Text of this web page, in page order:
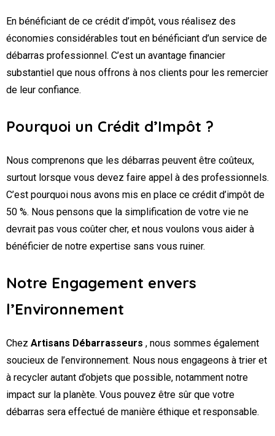
En bénéficiant de ce crédit d’impôt, vous réalisez des
économies considérables tout en bénéficiant d’un service de
débarras professionnel. C’est un avantage financier
substantiel que nous offrons à nos clients pour les remercier
de leur confiance.
Pourquoi un Crédit d’Impôt ?
Nous comprenons que les débarras peuvent être coûteux,
surtout lorsque vous devez faire appel à des professionnels.
C’est pourquoi nous avons mis en place ce crédit d’impôt de
50 %. Nous pensons que la simplification de votre vie ne
devrait pas vous coûter cher, et nous voulons vous aider à
bénéficier de notre expertise sans vous ruiner.
Notre Engagement envers
l’Environnement
Chez Artisans Débarrasseurs , nous sommes également
soucieux de l’environnement. Nous nous engageons à trier et
à recycler autant d’objets que possible, notamment notre
impact sur la planète. Vous pouvez être sûr que votre
débarras sera effectué de manière éthique et responsable.